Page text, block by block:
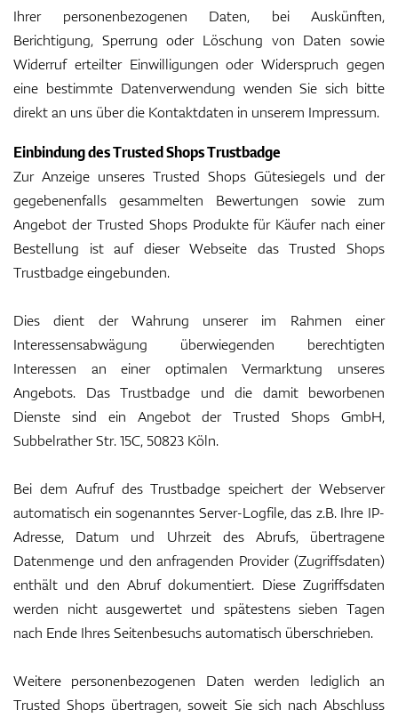
Ihrer personenbezogenen Daten, bei Auskünften,
Berichtigung, Sperrung oder Löschung von Daten sowie
Widerruf erteilter Einwilligungen oder Widerspruch gegen
eine bestimmte Datenverwendung wenden Sie sich bitte
direkt an uns über die Kontaktdaten in unserem Impressum.
Einbindung des Trusted Shops Trustbadge
Zur Anzeige unseres Trusted Shops Gütesiegels und der
gegebenenfalls gesammelten Bewertungen sowie zum
Angebot der Trusted Shops Produkte für Käufer nach einer
Bestellung ist auf dieser Webseite das Trusted Shops
Trustbadge eingebunden.
Dies dient der Wahrung unserer im Rahmen einer
Interessensabwägung überwiegenden berechtigten
Interessen an einer optimalen Vermarktung unseres
Angebots. Das Trustbadge und die damit beworbenen
Dienste sind ein Angebot der Trusted Shops GmbH,
Subbelrather Str. 15C, 50823 Köln.
Bei dem Aufruf des Trustbadge speichert der Webserver
automatisch ein sogenanntes Server-Logfile, das z.B. Ihre IP-
Adresse, Datum und Uhrzeit des Abrufs, übertragene
Datenmenge und den anfragenden Provider (Zugriffsdaten)
enthält und den Abruf dokumentiert. Diese Zugriffsdaten
werden nicht ausgewertet und spätestens sieben Tagen
nach Ende Ihres Seitenbesuchs automatisch überschrieben.
Weitere personenbezogenen Daten werden lediglich an
Trusted Shops übertragen, soweit Sie sich nach Abschluss